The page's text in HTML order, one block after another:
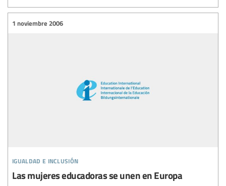
igualdad e inclusión
1 noviembre 2006
Las mujeres educadoras se unen en Europa